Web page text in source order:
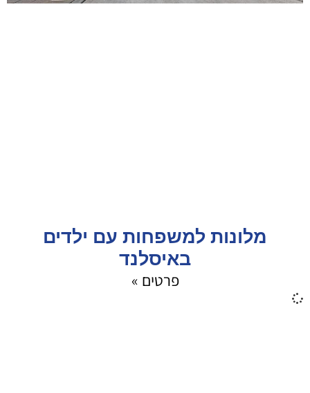
מלונות למשפחות עם ילדים
באיסלנד
פרטים »